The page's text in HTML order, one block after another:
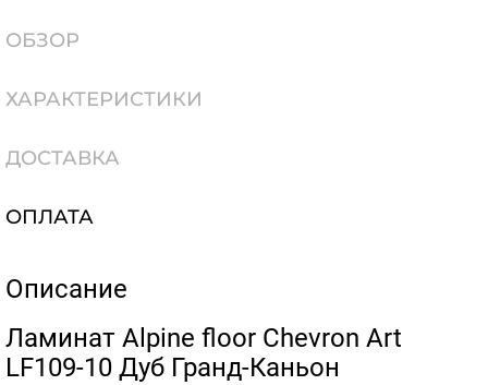
ОБЗОР
ХАРАКТЕРИСТИКИ
ДОСТАВКА
ОПЛАТА
Описание
​Ламинат Alpine floor Chevron Art
LF109-10 Дуб Гранд-Каньон